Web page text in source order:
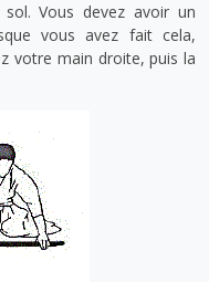
Vous devez avoir un
vous avez fait cela,
votre main droite, puis la